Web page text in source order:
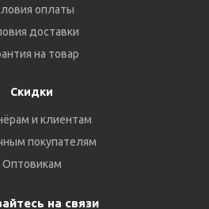
оплаты
доставки
на товар
Скидки
и клиентам
покупателям
Оптовикам
на связи